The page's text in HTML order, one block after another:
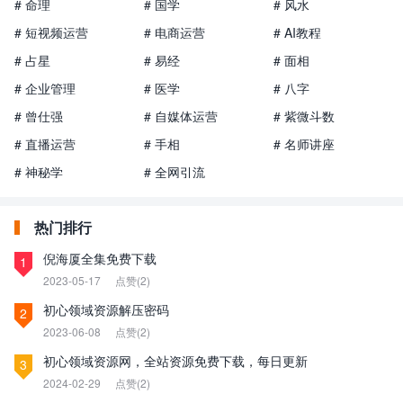
# 命理 # 国学
# 风水
# 短视频运营
# 电商运营
# AI教程
# 占星
# 易经
# 面相
# 企业管理
# 医学
# 八字
# 曾仕强
# 自媒体运营
# 紫微斗数
# 直播运营
# 手相
# 名师讲座
# 神秘学
# 全网引流
热门排行
1 倪海厦全集免费下载
2023-05-17 点赞(2)
2 初心领域资源解压密码
2023-06-08 点赞(2)
3 初心领域资源网，全站资源免费下载，每日更新
2024-02-29 点赞(2)